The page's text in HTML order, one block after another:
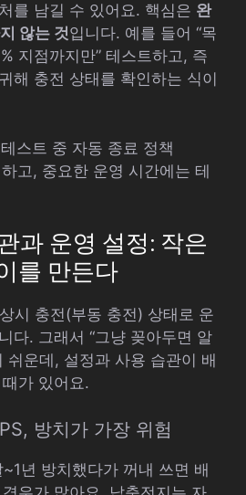
를 남길 수 있어요. 핵심은 완
않는 것입니다. 예를 들어 “목
지점까지만” 테스트하고, 즉
해 충전 상태를 확인하는 식이
스트 중 자동 종료 정책
고, 중요한 운영 시간에는 테
과 운영 설정: 작은
를 만든다
시 충전(부동 충전) 상태로 운
다. 그래서 “그냥 꽂아두면 알
쉬운데, 설정과 사용 습관이 배
가 있어요.
방치가 가장 위험
년 방치했다가 꺼내 쓰면 배